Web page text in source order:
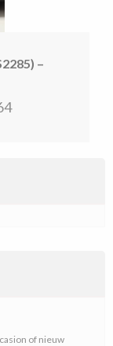
–
of nieuw